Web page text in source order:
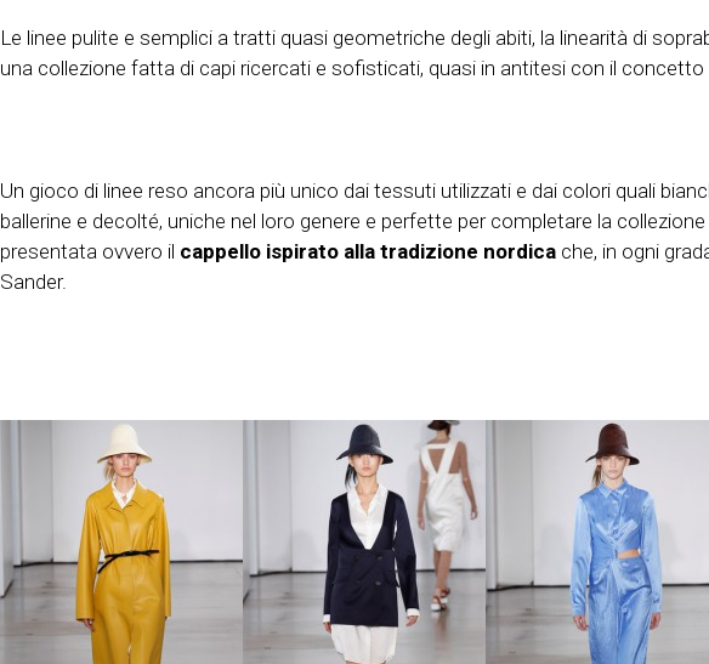
Le linee pulite e semplici a tratti quasi geometriche degli abiti, la linearità di
una collezione fatta di capi ricercati e sofisticati, quasi in antitesi con il concetto
Un gioco di linee reso ancora più unico dai tessuti utilizzati e dai colori quali
ballerine e decolté, uniche nel loro genere e perfette per completare la
presentata ovvero il cappello ispirato alla tradizione nordica che, in ogni
Sander.